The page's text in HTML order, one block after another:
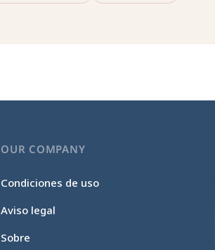
OUR COMPANY
Condiciones de uso
Aviso legal
Sobre